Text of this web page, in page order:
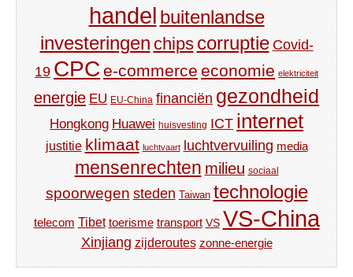
handel buitenlandse
investeringen chips corruptie Covid-
19 CPC e-commerce economie elektriciteit
energie EU EU-China financiën gezondheid
Hongkong Huawei huisvesting ICT internet
justitie klimaat luchtvaart luchtvervuiling media
mensenrechten milieu sociaal
spoorwegen steden Taiwan technologie
telecom Tibet toerisme transport VS VS-China
Xinjiang zijderoutes zonne-energie